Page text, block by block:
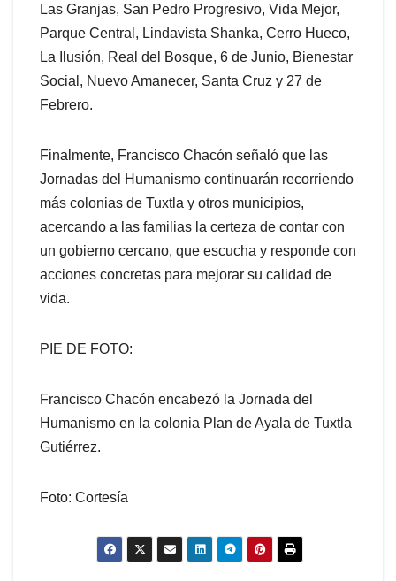
Las Granjas, San Pedro Progresivo, Vida Mejor,
Parque Central, Lindavista Shanka, Cerro Hueco,
La Ilusión, Real del Bosque, 6 de Junio, Bienestar
Social, Nuevo Amanecer, Santa Cruz y 27 de
Febrero.
Finalmente, Francisco Chacón señaló que las
Jornadas del Humanismo continuarán recorriendo
más colonias de Tuxtla y otros municipios,
acercando a las familias la certeza de contar con
un gobierno cercano, que escucha y responde con
acciones concretas para mejorar su calidad de
vida.
PIE DE FOTO:
Francisco Chacón encabezó la Jornada del
Humanismo en la colonia Plan de Ayala de Tuxtla
Gutiérrez.
Foto: Cortesía